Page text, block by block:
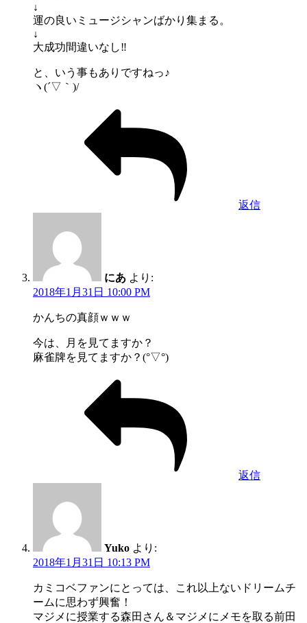
↓
運の良いミュージシャンばかり集まる。
↓
大成功間違いなし‼
と、いう事もありですねっ♪
ヽ(´▽｀)/
返信
にあ より:
2018年1月31日 10:00 PM
かんちの真顔ｗｗｗ
今は、月を見てますか？
麻雀牌を見てますか？(°▽°)
返信
Yuko より:
2018年1月31日 10:13 PM
カミコベファンにとっては、これ以上ないドリームチ
ームに思わず興奮！
マジメに授業する森田さん＆マジメにメモを取る前田